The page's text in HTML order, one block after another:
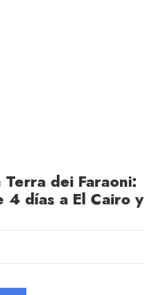
Terra dei Faraoni:
4 días a El Cairo y